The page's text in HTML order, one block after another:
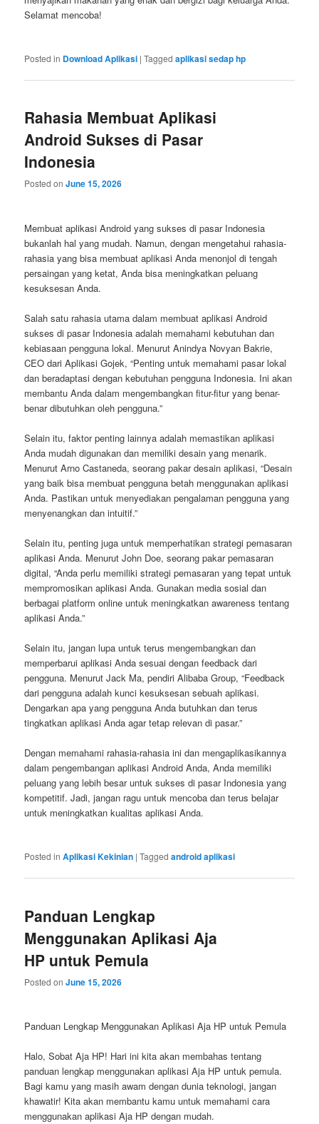
Selamat mencoba!
Posted in Download Aplikasi |Tagged aplikasi sedap hp
Rahasia Membuat Aplikasi
Android Sukses di Pasar
Indonesia
Posted onJune 15, 2026
Membuat aplikasi Android yang sukses di pasar Indonesia
bukanlah hal yang mudah. Namun, dengan mengetahui rahasia-
rahasia yang bisa membuat aplikasi Anda menonjol di tengah
persaingan yang ketat, Anda bisa meningkatkan peluang
kesuksesan Anda.
Salah satu rahasia utama dalam membuat aplikasi Android
sukses di pasar Indonesia adalah memahami kebutuhan dan
kebiasaan pengguna lokal. Menurut Anindya Novyan Bakrie,
CEO dari Aplikasi Gojek, “Penting untuk memahami pasar lokal
dan beradaptasi dengan kebutuhan pengguna Indonesia. Ini akan
membantu Anda dalam mengembangkan fitur-fitur yang benar-
benar dibutuhkan oleh pengguna.”
Selain itu, faktor penting lainnya adalah memastikan aplikasi
Anda mudah digunakan dan memiliki desain yang menarik.
Menurut Arno Castaneda, seorang pakar desain aplikasi, “Desain
yang baik bisa membuat pengguna betah menggunakan aplikasi
Anda. Pastikan untuk menyediakan pengalaman pengguna yang
menyenangkan dan intuitif.”
Selain itu, penting juga untuk memperhatikan strategi pemasaran
aplikasi Anda. Menurut John Doe, seorang pakar pemasaran
digital, “Anda perlu memiliki strategi pemasaran yang tepat untuk
mempromosikan aplikasi Anda. Gunakan media sosial dan
berbagai platform online untuk meningkatkan awareness tentang
aplikasi Anda.”
Selain itu, jangan lupa untuk terus mengembangkan dan
memperbarui aplikasi Anda sesuai dengan feedback dari
pengguna. Menurut Jack Ma, pendiri Alibaba Group, “Feedback
dari pengguna adalah kunci kesuksesan sebuah aplikasi.
Dengarkan apa yang pengguna Anda butuhkan dan terus
tingkatkan aplikasi Anda agar tetap relevan di pasar.”
Dengan memahami rahasia-rahasia ini dan mengaplikasikannya
dalam pengembangan aplikasi Android Anda, Anda memiliki
peluang yang lebih besar untuk sukses di pasar Indonesia yang
kompetitif. Jadi, jangan ragu untuk mencoba dan terus belajar
untuk meningkatkan kualitas aplikasi Anda.
Posted in Aplikasi Kekinian |Tagged android aplikasi
Panduan Lengkap
Menggunakan Aplikasi Aja
HP untuk Pemula
Posted onJune 15, 2026
Panduan Lengkap Menggunakan Aplikasi Aja HP untuk Pemula
Halo, Sobat Aja HP! Hari ini kita akan membahas tentang
panduan lengkap menggunakan aplikasi Aja HP untuk pemula.
Bagi kamu yang masih awam dengan dunia teknologi, jangan
khawatir! Kita akan membantu kamu untuk memahami cara
menggunakan aplikasi Aja HP dengan mudah.